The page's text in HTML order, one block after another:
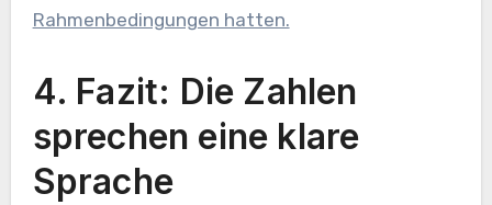
Rahmenbedingungen hatten.
4. Fazit: Die Zahlen
sprechen eine klare
Sprache